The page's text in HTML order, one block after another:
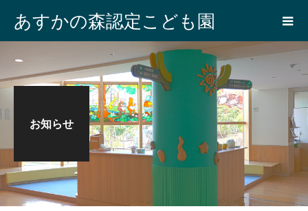
あすかの森認定こども園
お知らせ